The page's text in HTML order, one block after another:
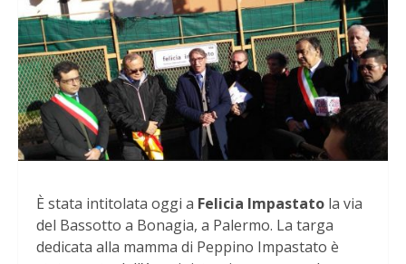
È stata intitolata oggi a Felicia Impastato la via
del Bassotto a Bonagia, a Palermo. La targa
dedicata alla mamma di Peppino Impastato è